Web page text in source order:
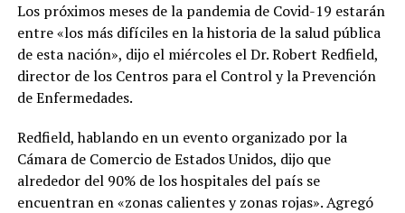
Los próximos meses de la pandemia de Covid-19 estarán
entre «los más difíciles en la historia de la salud pública
de esta nación», dijo el miércoles el Dr. Robert Redfield,
director de los Centros para el Control y la Prevención
de Enfermedades.
Redfield, hablando en un evento organizado por la
Cámara de Comercio de Estados Unidos, dijo que
alrededor del 90% de los hospitales del país se
encuentran en «zonas calientes y zonas rojas». Agregó